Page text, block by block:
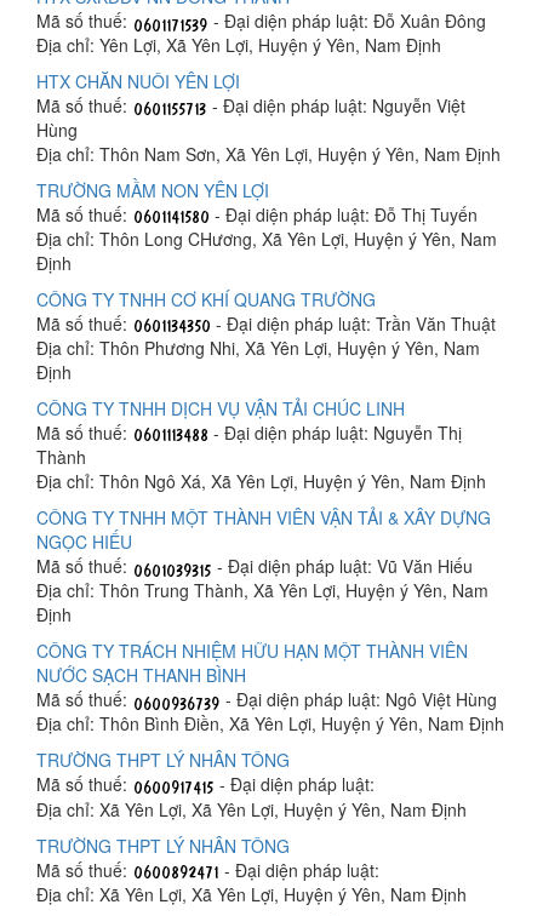
Mã số thuế:
- Đại diện pháp luật: Đỗ Xuân Đông
Địa chỉ: Yên Lợi, Xã Yên Lợi, Huyện ý Yên, Nam Định
HTX CHĂN NUÔI YÊN LỢI
Mã số thuế:
- Đại diện pháp luật: Nguyễn Việt
Hùng
Địa chỉ: Thôn Nam Sơn, Xã Yên Lợi, Huyện ý Yên, Nam Định
TRƯỜNG MẦM NON YÊN LỢI
Mã số thuế:
- Đại diện pháp luật: Đỗ Thị Tuyến
Địa chỉ: Thôn Long CHương, Xã Yên Lợi, Huyện ý Yên, Nam
Định
CÔNG TY TNHH CƠ KHÍ QUANG TRƯỜNG
Mã số thuế:
- Đại diện pháp luật: Trần Văn Thuật
Địa chỉ: Thôn Phương Nhi, Xã Yên Lợi, Huyện ý Yên, Nam
Định
CÔNG TY TNHH DỊCH VỤ VẬN TẢI CHÚC LINH
Mã số thuế:
- Đại diện pháp luật: Nguyễn Thị
Thành
Địa chỉ: Thôn Ngô Xá, Xã Yên Lợi, Huyện ý Yên, Nam Định
CÔNG TY TNHH MỘT THÀNH VIÊN VẬN TẢI & XÂY DỰNG
NGỌC HIẾU
Mã số thuế:
- Đại diện pháp luật: Vũ Văn Hiếu
Địa chỉ: Thôn Trung Thành, Xã Yên Lợi, Huyện ý Yên, Nam
Định
CÔNG TY TRÁCH NHIỆM HỮU HẠN MỘT THÀNH VIÊN
NƯỚC SẠCH THANH BÌNH
Mã số thuế:
- Đại diện pháp luật: Ngô Việt Hùng
Địa chỉ: Thôn Bình Điền, Xã Yên Lợi, Huyện ý Yên, Nam Định
TRƯỜNG THPT LÝ NHÂN TÔNG
Mã số thuế:
- Đại diện pháp luật:
Địa chỉ: Xã Yên Lợi, Xã Yên Lợi, Huyện ý Yên, Nam Định
TRƯỜNG THPT LÝ NHÂN TÔNG
Mã số thuế:
- Đại diện pháp luật:
Địa chỉ: Xã Yên Lợi, Xã Yên Lợi, Huyện ý Yên, Nam Định